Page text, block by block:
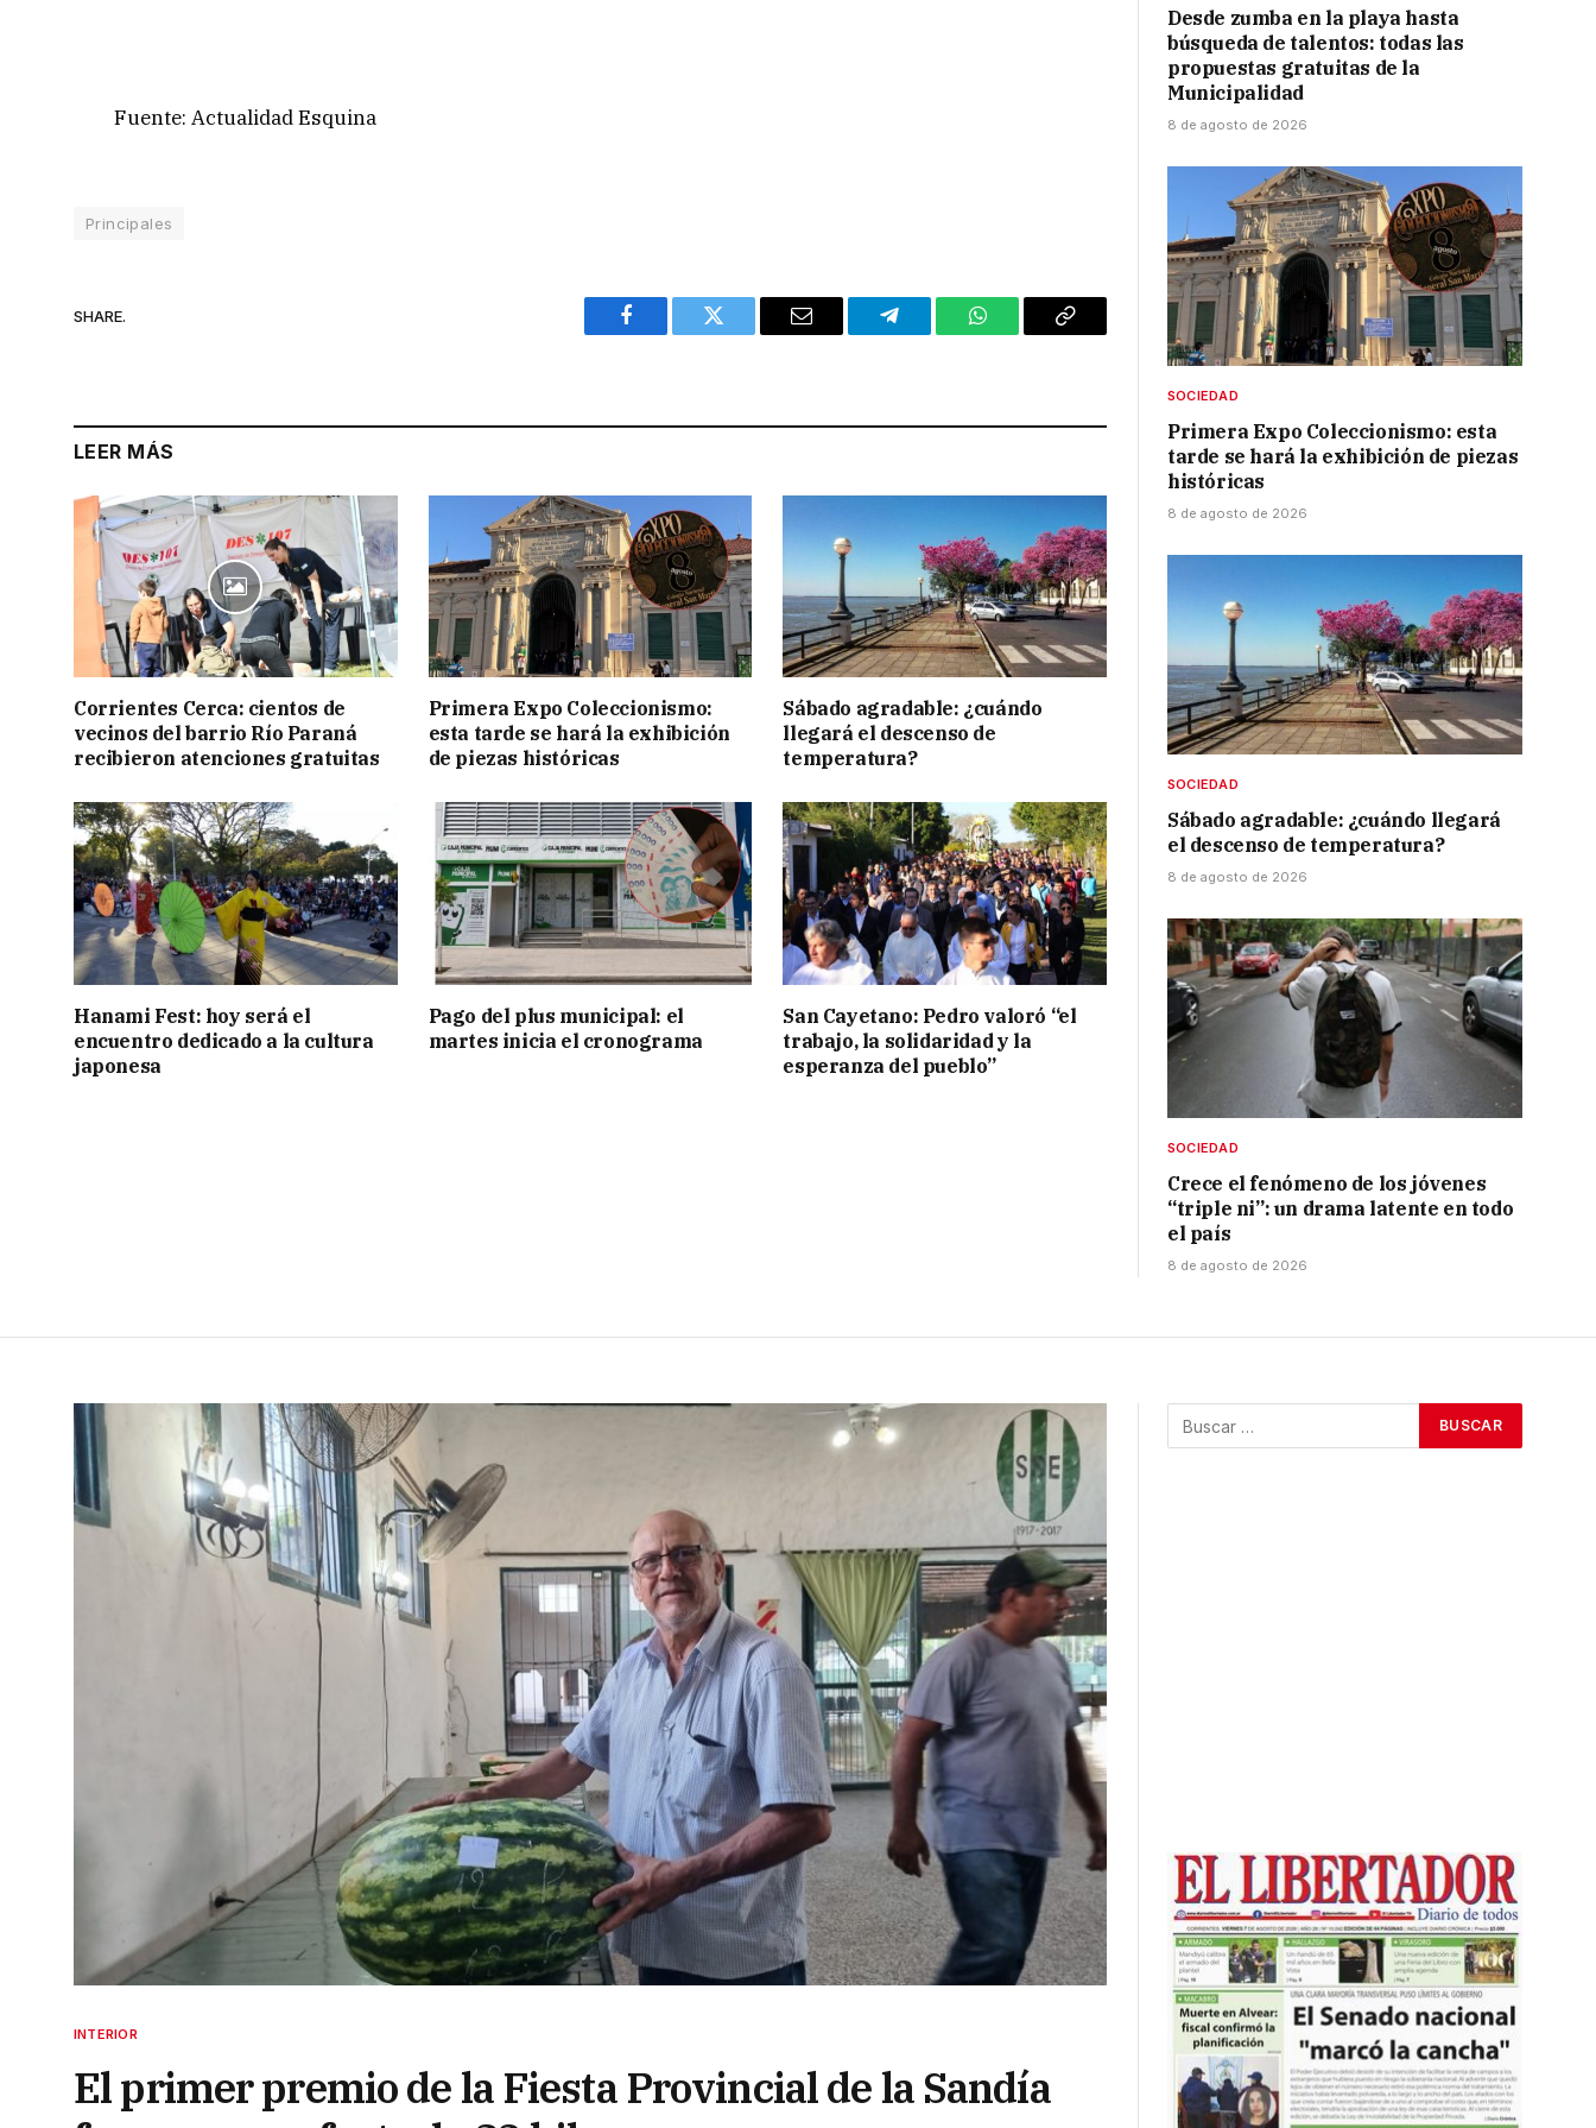
Fuente: Actualidad Esquina
Principales
SHARE.
Facebook Twitter Email Telegram WhatsAppCopy
LEER MÁS
Corrientes Cerca: cientos de
vecinos del barrio Río Paraná
recibieron atenciones gratuitas
Primera Expo Coleccionismo:
esta tarde se hará la exhibición
de piezas históricas
Sábado agradable: ¿cuándo
llegará el descenso de
temperatura?
Hanami Fest: hoy será el
encuentro dedicado a la cultura
japonesa
Pago del plus municipal: el
martes inicia el cronograma
San Cayetano: Pedro valoró “el
trabajo, la solidaridad y la
esperanza del pueblo”
Desde zumba en la playa hasta
búsqueda de talentos: todas las
propuestas gratuitas de la
Municipalidad
8 de agosto de 2026
SOCIEDAD
Primera Expo Coleccionismo: esta
tarde se hará la exhibición de piezas
históricas
8 de agosto de 2026
SOCIEDAD
Sábado agradable: ¿cuándo llegará
el descenso de temperatura?
8 de agosto de 2026
SOCIEDAD
Crece el fenómeno de los jóvenes
“triple ni”: un drama latente en todo
el país
8 de agosto de 2026
INTERIOR
El primer premio de la Fiesta Provincial de la Sandía